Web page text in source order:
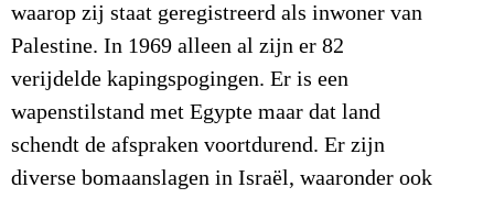
waarop zij staat geregistreerd als inwoner van
Palestine. In 1969 alleen al zijn er 82
verijdelde kapingspogingen. Er is een
wapenstilstand met Egypte maar dat land
schendt de afspraken voortdurend. Er zijn
diverse bomaanslagen in Israël, waaronder ook